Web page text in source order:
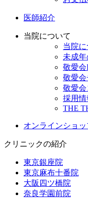
医師紹介
当院について
当院
未成
敬愛会
敬愛
敬愛会
採用情
THE
オンラインショッ
クリニックの紹介
東京銀座院
東京麻布十番院
大阪四ツ橋院
奈良学園前院